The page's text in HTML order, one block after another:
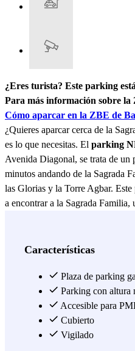
¿Eres turista? Este parking
Para más información sobre
Cómo aparcar en la ZBE de
¿Quieres aparcar cerca de la
es lo que necesitas. El parking
Avenida Diagonal, se trata de
minutos andando de la Sagrada
las Glorias y la Torre Agbar.
a encontrar a la Sagrada Familia,
diferentes salas para sus
Nacional de Catalunya, un 2x1
parking. Y no hay 2 sin 3… en
la Plaça de Gaudí, situada justo
Como ves, numerosas
ver te esperan si aparcas en el
Características
Plaza de parking
Parking con altura
Accesible para
Cubierto
Vigilado